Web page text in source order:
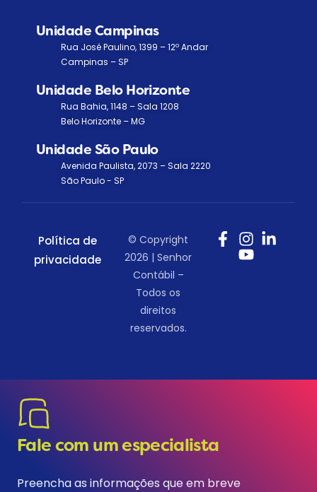
Unidade Campinas
Rua José Paulino, 1399 – 12º Andar
Campinas – SP
Unidade Belo Horizonte
Rua Bahia, 1148 – Sala 1208
Belo Horizonte – MG
Unidade São Paulo
Avenida Paulista, 2073 – Sala 2220
São Paulo - SP
Política de
privacidade
© Copyright
2026 | Senhor
Contábil –
Todos os
direitos
reservados.
Fale com um especialista
Preencha as informações que em breve